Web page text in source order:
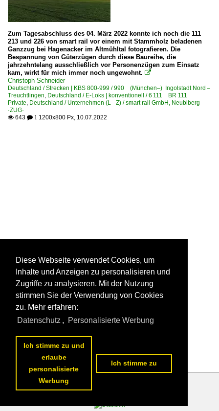
Zum Tagesabschluss des 04. März 2022 konnte ich noch die 111
213 und 226 von smart rail vor einem mit Stammholz beladenen
Ganzzug bei Hagenacker im Altmühltal fotografieren. Die
Bespannung von Güterzügen durch diese Baureihe, die
jahrzehntelang ausschließlich vor Personenzügen zum Einsatz
kam, wirkt für mich immer noch ungewohnt. 
Christoph Schneider
Deutschland / Strecken | KBS 800-999 / 990 (München–) Ingolstadt Nord –
Treuchtlingen, Deutschland / E-Loks | konventionell / 6 111 BR 111
Private, Deutschland / Unternehmen (L - Z) / smart rail GmbH, Neubiberg
·ZUG·
 643  1 1200x800 Px, 10.07.2022
Datenschutzerklärung
Diese Webseite verwendet Cookies, um
Inhalte und Anzeigen zu personalisieren und
Zugriffe zu analysieren. Mit der Nutzung
stimmen Sie der Verwendung von Cookies
zu. Mehr erfahren:
Datenschutz , Personalisierte Werbung
Ich stimme zu und
erlaube
personalisierte
Werbung
Ich stimme zu